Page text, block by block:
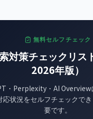
無料セルフチェック
対策チェックリス
2026年版）
・Perplexity・AI Overview
応状況をセルフチェックで
要です。